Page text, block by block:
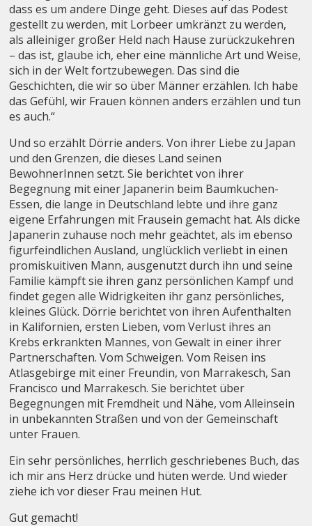
dass es um andere Dinge geht. Dieses auf das Podest
gestellt zu werden, mit Lorbeer umkränzt zu werden,
als alleiniger großer Held nach Hause zurückzukehren
– das ist, glaube ich, eher eine männliche Art und Weise,
sich in der Welt fortzubewegen. Das sind die
Geschichten, die wir so über Männer erzählen. Ich habe
das Gefühl, wir Frauen können anders erzählen und tun
es auch.“
Und so erzählt Dörrie anders. Von ihrer Liebe zu Japan
und den Grenzen, die dieses Land seinen
BewohnerInnen setzt. Sie berichtet von ihrer
Begegnung mit einer Japanerin beim Baumkuchen-
Essen, die lange in Deutschland lebte und ihre ganz
eigene Erfahrungen mit Frausein gemacht hat. Als dicke
Japanerin zuhause noch mehr geächtet, als im ebenso
figurfeindlichen Ausland, unglücklich verliebt in einen
promiskuitiven Mann, ausgenutzt durch ihn und seine
Familie kämpft sie ihren ganz persönlichen Kampf und
findet gegen alle Widrigkeiten ihr ganz persönliches,
kleines Glück. Dörrie berichtet von ihren Aufenthalten
in Kalifornien, ersten Lieben, vom Verlust ihres an
Krebs erkrankten Mannes, von Gewalt in einer ihrer
Partnerschaften. Vom Schweigen. Vom Reisen ins
Atlasgebirge mit einer Freundin, von Marrakesch, San
Francisco und Marrakesch. Sie berichtet über
Begegnungen mit Fremdheit und Nähe, vom Alleinsein
in unbekannten Straßen und von der Gemeinschaft
unter Frauen.
Ein sehr persönliches, herrlich geschriebenes Buch, das
ich mir ans Herz drücke und hüten werde. Und wieder
ziehe ich vor dieser Frau meinen Hut.
Gut gemacht!